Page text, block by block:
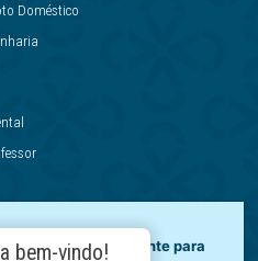
Doméstico
temporariamente para
bem-vindo!